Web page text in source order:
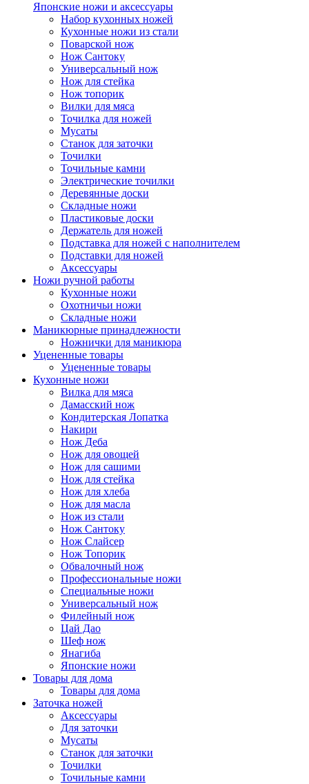
Японские ножи и аксессуары
Набор кухонных ножей
Кухонные ножи из стали
Поварской нож
Нож Сантоку
Универсальный нож
Нож для стейка
Нож топорик
Вилки для мяса
Точилка для ножей
Мусаты
Станок для заточки
Точилки
Точильные камни
Электрические точилки
Деревянные доски
Складные ножи
Пластиковые доски
Держатель для ножей
Подставка для ножей с наполнителем
Подставки для ножей
Аксессуары
Ножи ручной работы
Кухонные ножи
Охотничьи ножи
Складные ножи
Маникюрные принадлежности
Ножнички для маникюра
Уцененные товары
Уцененные товары
Кухонные ножи
Вилка для мяса
Дамасский нож
Кондитерская Лопатка
Накири
Нож Деба
Нож для овощей
Нож для сашими
Нож для стейка
Нож для хлеба
Нож для масла
Нож из стали
Нож Сантоку
Нож Слайсер
Нож Топорик
Обвалочный нож
Профессиональные ножи
Специальные ножи
Универсальный нож
Филейный нож
Цай Дао
Шеф нож
Янагиба
Японские ножи
Товары для дома
Товары для дома
Заточка ножей
Аксессуары
Для заточки
Мусаты
Станок для заточки
Точилки
Точильные камни